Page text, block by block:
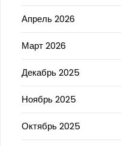
Апрель 2026
Март 2026
Декабрь 2025
Ноябрь 2025
Октябрь 2025